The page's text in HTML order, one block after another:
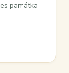
památka